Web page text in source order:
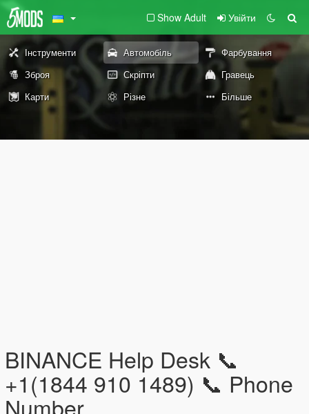
Show Adult Увійти
Інструменти Автомобіль
Фарбування
Зброя
Скріпти
Гравець
Карти
Різне Більше
BINANCE Help Desk 📞
+1(1844 910 1489) 📞 Phone
Number